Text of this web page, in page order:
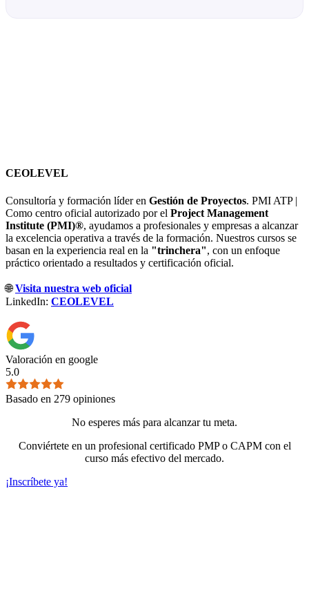
CEOLEVEL
Consultoría y formación líder en Gestión de Proyectos. PMI ATP |
Como centro oficial autorizado por el Project Management
Institute (PMI)®, ayudamos a profesionales y empresas a alcanzar
la excelencia operativa a través de la formación. Nuestros cursos se
basan en la experiencia real en la "trinchera", con un enfoque
práctico orientado a resultados y certificación oficial.
🌐Visita nuestra web oficial
LinkedIn: CEOLEVEL
Valoración en google
5.0
Basado en 279 opiniones
No esperes más para alcanzar tu meta.
Conviértete en un profesional certificado PMP o CAPM con el
curso más efectivo del mercado.
¡Inscríbete ya!